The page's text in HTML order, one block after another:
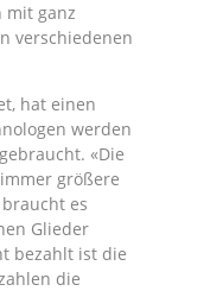
mit ganz
verschiedenen
hat einen
werden
«Die
größere
es
Glieder
bezahlt ist die
die